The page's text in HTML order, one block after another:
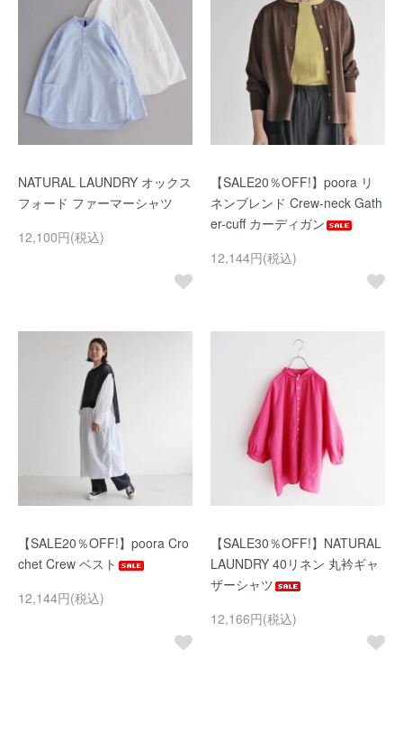
NATURAL LAUNDRY オックス
フォード ファーマーシャツ
12,100円(税込)
【SALE20％OFF!】poora リ
ネンブレンド Crew-neck Gath
er-cuff カーディガン
12,144円(税込)
【SALE20％OFF!】poora Cro
chet Crew ベスト
12,144円(税込)
【SALE30％OFF!】NATURAL
LAUNDRY 40リネン 丸衿ギャ
ザーシャツ
12,166円(税込)